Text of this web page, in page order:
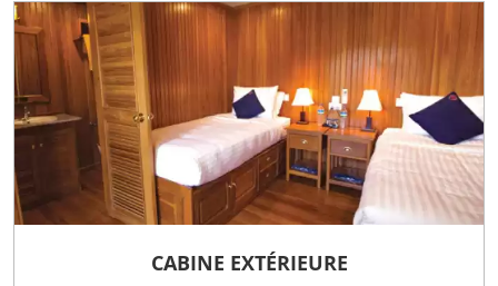
CABINE EXTÉRIEURE